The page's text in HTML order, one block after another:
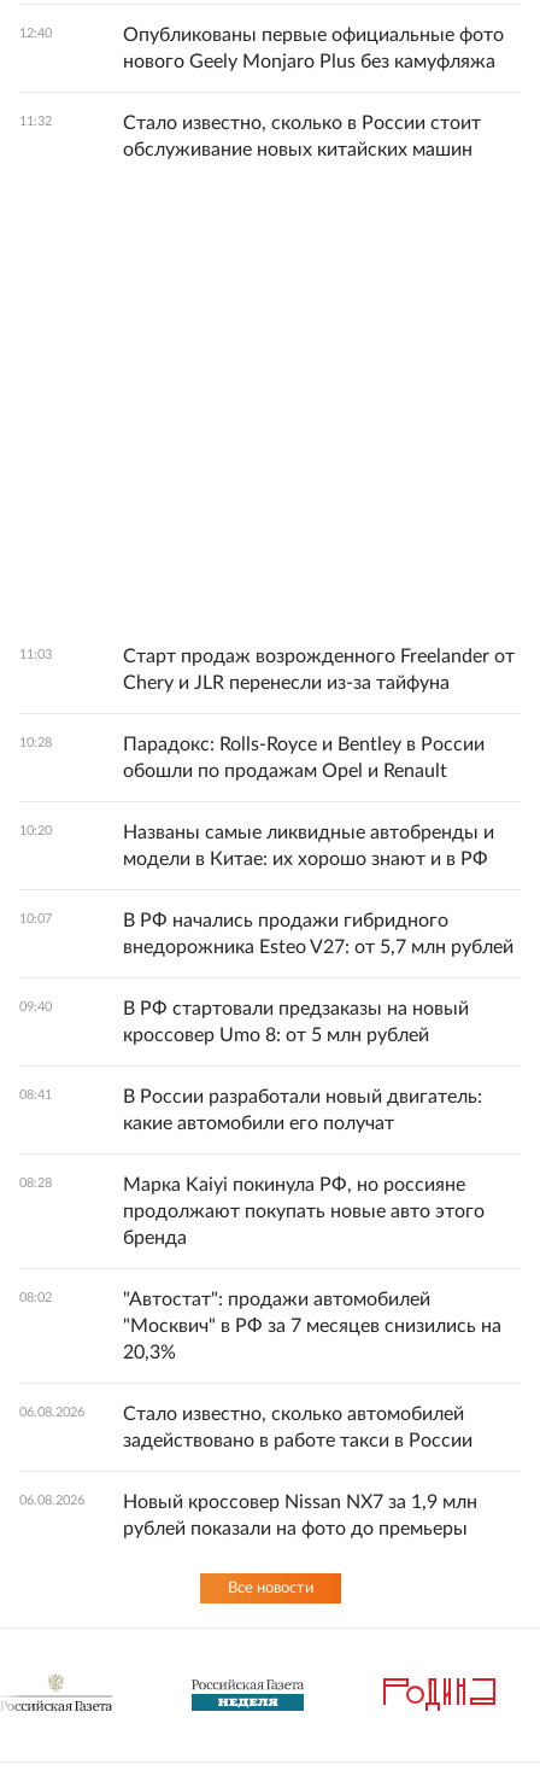
12:40
Опубликованы первые официальные фото
нового Geely Monjaro Plus без камуфляжа
11:32
Стало известно, сколько в России стоит
обслуживание новых китайских машин
11:03
Старт продаж возрожденного Freelander от
Chery и JLR перенесли из-за тайфуна
10:28
Парадокс: Rolls-Royce и Bentley в России
обошли по продажам Opel и Renault
10:20
Названы самые ликвидные автобренды и
модели в Китае: их хорошо знают и в РФ
10:07
В РФ начались продажи гибридного
внедорожника Esteo V27: от 5,7 млн рублей
09:40
В РФ стартовали предзаказы на новый
кроссовер Umo 8: от 5 млн рублей
08:41
В России разработали новый двигатель:
какие автомобили его получат
08:28
Марка Kaiyi покинула РФ, но россияне
продолжают покупать новые авто этого
бренда
08:02
"Автостат": продажи автомобилей
"Москвич" в РФ за 7 месяцев снизились на
20,3%
06.08.2026
Стало известно, сколько автомобилей
задействовано в работе такси в России
06.08.2026
Новый кроссовер Nissan NX7 за 1,9 млн
рублей показали на фото до премьеры
Все новости